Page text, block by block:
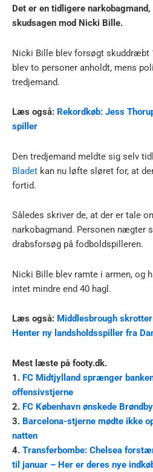
Det er en tidligere
skudsagen mod Nicki Bille.
Nicki Bille blev forsøgt skuddræbt
blev to personer anholdt, mens
tredjemand.
Læs også: Rekordkøb: Jess
spiller
Den tredjemand meldte sig selv
Bladet kan nu løfte sløret for, at
fortid.
Således skriver de, at der er tale
narkobagmand. Personen nægter
drabsforsøg på fodboldspilleren.
Nicki Bille blev ramte i armen, og
intet mindre end 40 hagl.
Læs også: Middlesbrough
Henter ny landsholdsspiller fra
Mest læste på footy.dk.
1. FC Midtjylland sprænger
offensivstjerne
2. FC København ønskede
3. Barcelona-stjerne mødte ikke
natten
4. Transferbombe: Chelsea
til januar – Her er deres nye